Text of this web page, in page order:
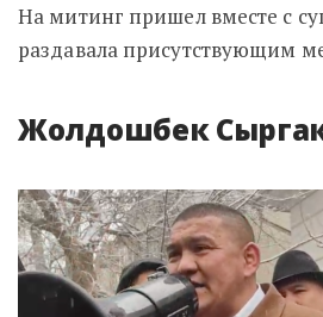
На митинг пришел вместе с
раздавала присутствующим
Жолдошбек